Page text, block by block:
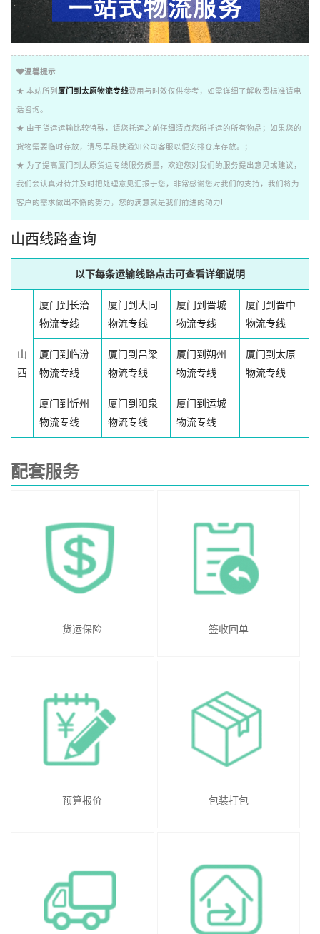
温馨提示
★ 本站所列 厦门到太原物流专线费用与时效仅供参考，如需详细了解收费标准请电
话咨询。
★ 由于货运运输比较特殊，请您托运之前仔细清点您所托运的所有物品；如果您的
货物需要临时存放，请尽早最快通知公司客服以便安排仓库存放。；
★ 为了提高厦门到太原货运专线服务质量，欢迎您对我们的服务提出意见或建议，
我们会认真对待并及时把处理意见汇报于您，非常感谢您对我们的支持，我们将为
客户的需求做出不懈的努力，您的满意就是我们前进的动力!
山西线路查询
以下每条运输线路点击可查看详细说明
山
西
厦门到长治
物流专线
厦门到大同
物流专线
厦门到晋城
物流专线
厦门到晋中
物流专线
厦门到临汾
物流专线
厦门到吕梁
物流专线
厦门到朔州
物流专线
厦门到太原
物流专线
厦门到忻州
物流专线
厦门到阳泉
物流专线
厦门到运城
物流专线
配套服务
货运保险 签收回单
预算报价 包装打包